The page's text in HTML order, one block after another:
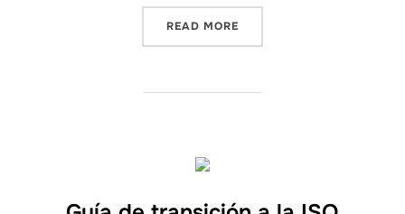
READ MORE